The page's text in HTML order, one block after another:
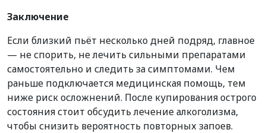
Заключение
Если близкий пьёт несколько дней подряд, главное
— не спорить, не лечить сильными препаратами
самостоятельно и следить за симптомами. Чем
раньше подключается медицинская помощь, тем
ниже риск осложнений. После купирования острого
состояния стоит обсудить лечение алкоголизма,
чтобы снизить вероятность повторных запоев.